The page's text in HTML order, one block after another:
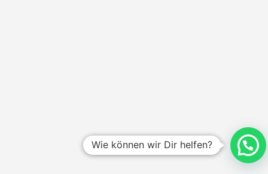
Wie können wir Dir helfen?